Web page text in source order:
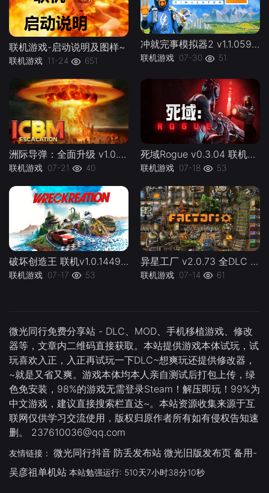
联机游戏-启动说明及图样~
联机游戏 11-24 651
冲就完事模拟器2 v1.1.059联机PowerWash.Simulator.2.v1.1.059kj -下载-游戏本体-绿色免安装-解压即玩~
联机游戏 07-30 51
洲际导弹：全面升级 v1.0.0 联机 ICBM lj -下载-游戏本体-绿色免安装-解压即玩~
联机游戏 07-21 40
死域Rogue v0.3.04 联机Deadzone Rogue lj -下载-游戏本体-绿色免安装-解压即玩~
联机游戏 07-18 53
破坏创造王 联机v1.0.144924 WreckreationL 官方中文 支持手柄 容量37.1G -下载-游戏本体-绿色免安装-解压即玩~
联机游戏 07-17 53
异星工厂 v2.0.73 全DLC 联机版 Factorio lj 容量5.08GB 官方简体中文 支持键盘.鼠标 -下载-游戏本体-绿色免安装-解压即玩~
联机游戏 07-14 61
微光同行免费分享站 - DLC、MOD、手机移植游戏、修改
器等，文章内二维码直接获取。本站提供游戏本体试玩，试
玩喜欢入正，入正再试玩一下DLC~想爽玩还提供修改器，
~就是又省又爽。游戏本体均本人亲自测试后打包上传，绿
色免安装，98%的游戏无需登录Steam！解压即玩！99%为
中文游戏，建议直接搜索栏直达~。本站资源收集来源于互
联网仅供学习交流使用，版权归原作者所有如有侵权告知速
删。 237610036@qq.com
友情链接： 微光同行抖音 防丢发布站 微光旧版发布页 备用-
吴彦祖单机站 本站勉强运行: 510天7小时38分11秒